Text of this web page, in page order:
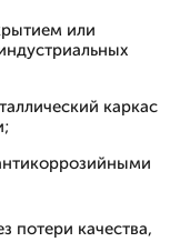
или
каркас
потери качества,